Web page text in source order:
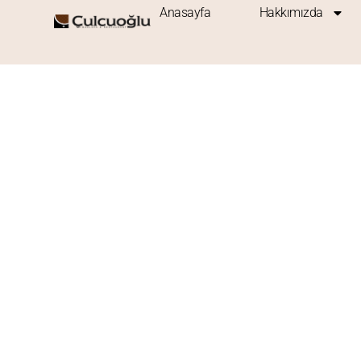
Anasayfa Hakkımızda